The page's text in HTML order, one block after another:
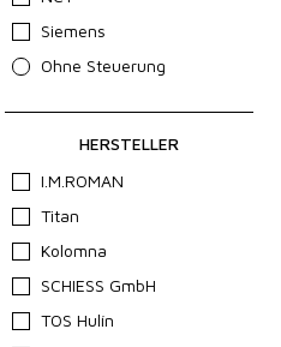
Siemens
Ohne Steuerung
HERSTELLER
I.M.ROMAN
Titan
Kolomna
SCHIESS GmbH
TOS Hulín